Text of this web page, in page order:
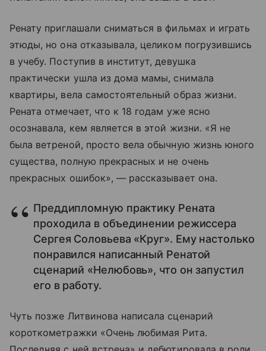
Ренату приглашали сниматься в фильмах и играть
этюды, но она отказывала, целиком погрузившись
в учебу. Поступив в институт, девушка
практически ушла из дома мамы, снимала
квартиры, вела самостоятельный образ жизни.
Рената отмечает, что к 18 годам уже ясно
осознавала, кем является в этой жизни. «Я не
была ветреной, просто вела обычную жизнь юного
существа, полную прекрасных и не очень
прекрасных ошибок», — рассказывает она.
Преддипломную практику Рената
проходила в объединении режиссера
Сергея Соловьева «Круг». Ему настолько
понравился написанный Ренатой
сценарий «Нелюбовь», что он запустил
его в работу.
Чуть позже Литвинова написала сценарий
короткометражки «Очень любимая Рита.